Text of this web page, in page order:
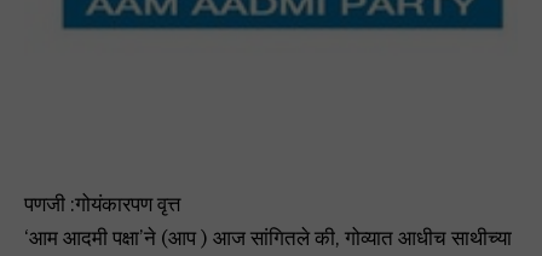
पणजी :गोयंकारपण वृत्त
‘आम आदमी पक्षा’ने (आप ) आज सांगितले की, गोव्यात आधीच साथीच्या